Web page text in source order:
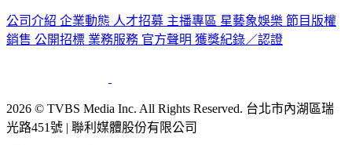
公司介紹 企業動態 人才招募 主播專區 星藝象娛樂 節目版權
銷售 公開招標 業務服務 官方聲明 獲獎紀錄／認證
2026 © TVBS Media Inc. All Rights Reserved. 台北市內湖區瑞
光路451號 | 聯利媒體股份有限公司